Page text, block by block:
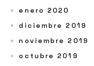
enero 2020
diciembre 2019
noviembre 2019
octubre 2019